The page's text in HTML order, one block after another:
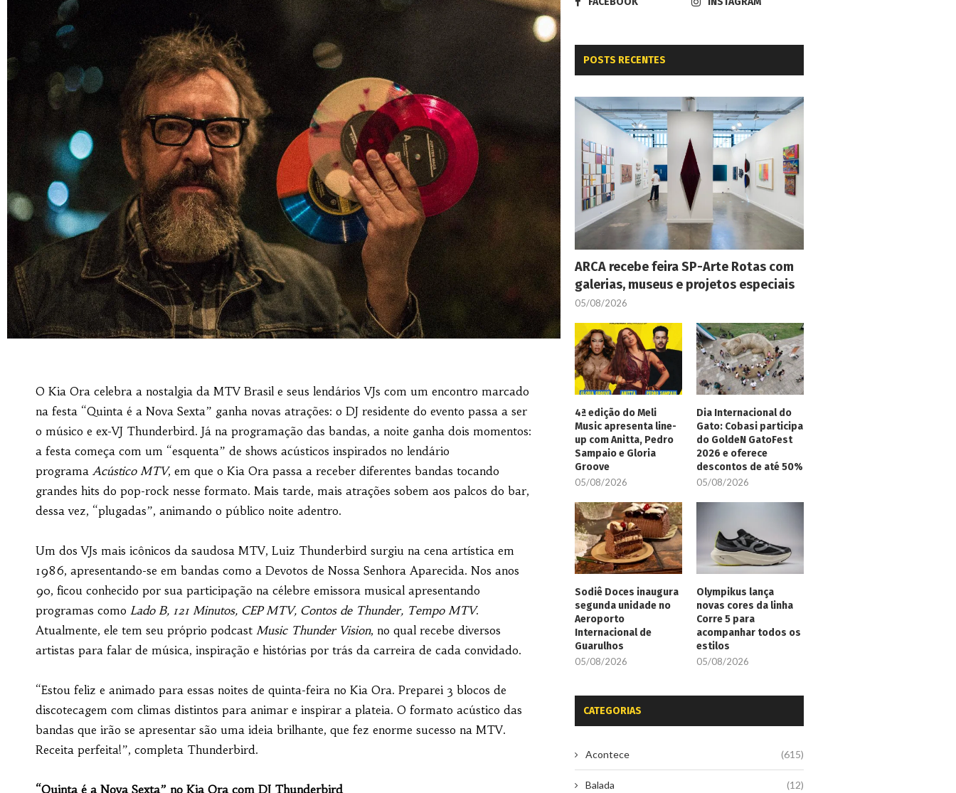
O Kia Ora celebra a nostalgia da MTV Brasil e seus lendários VJs com um encontro marcado
na festa “Quinta é a Nova Sexta” ganha novas atrações: o DJ residente do evento passa a ser
o músico e ex-VJ Thunderbird. Já na programação das bandas, a noite ganha dois momentos:
a festa começa com um “esquenta” de shows acústicos inspirados no lendário
programa Acústico MTV, em que o Kia Ora passa a receber diferentes bandas tocando
grandes hits do pop-rock nesse formato. Mais tarde, mais atrações sobem aos palcos do bar,
dessa vez, “plugadas”, animando o público noite adentro.
Um dos VJs mais icônicos da saudosa MTV, Luiz Thunderbird surgiu na cena artística em
1986, apresentando-se em bandas como a Devotos de Nossa Senhora Aparecida. Nos anos
90, ficou conhecido por sua participação na célebre emissora musical apresentando
programas como Lado B, 121 Minutos, CEP MTV, Contos de Thunder, Tempo MTV.
Atualmente, ele tem seu próprio podcast Music Thunder Vision, no qual recebe diversos
artistas para falar de música, inspiração e histórias por trás da carreira de cada convidado.
“Estou feliz e animado para essas noites de quinta-feira no Kia Ora. Preparei 3 blocos de
discotecagem com climas distintos para animar e inspirar a plateia. O formato acústico das
bandas que irão se apresentar são uma ideia brilhante, que fez enorme sucesso na MTV.
Receita perfeita!”, completa Thunderbird.
“Quinta é a Nova Sexta” no Kia Ora com DJ Thunderbird
POSTS RECENTES
ARCA recebe feira SP-Arte Rotas com
galerias, museus e projetos especiais
05/08/2026
4ª edição do Meli
Music apresenta line-
up com Anitta, Pedro
Sampaio e Gloria
Groove
05/08/2026
Dia Internacional do
Gato: Cobasi participa
do GoldeN GatoFest
2026 e oferece
descontos de até 50%
05/08/2026
Sodiê Doces inaugura
segunda unidade no
Aeroporto
Internacional de
Guarulhos
05/08/2026
Olympikus lança
novas cores da linha
Corre 5 para
acompanhar todos os
estilos
05/08/2026
CATEGORIAS
Acontece (615)
Balada (12)